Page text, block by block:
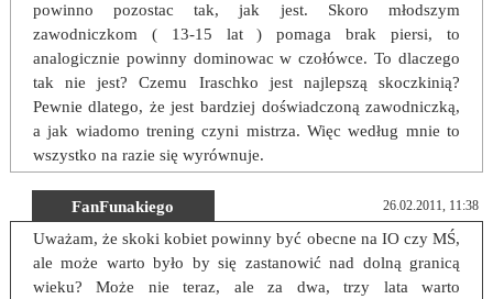
powinno pozostac tak, jak jest. Skoro młodszym
zawodniczkom ( 13-15 lat ) pomaga brak piersi, to
analogicznie powinny dominowac w czołówce. To dlaczego
tak nie jest? Czemu Iraschko jest najlepszą skoczkinią?
Pewnie dlatego, że jest bardziej doświadczoną zawodniczką,
a jak wiadomo trening czyni mistrza. Więc według mnie to
wszystko na razie się wyrównuje.
FanFunakiego 26.02.2011, 11:38
Uważam, że skoki kobiet powinny być obecne na IO czy MŚ,
ale może warto było by się zastanowić nad dolną granicą
wieku? Może nie teraz, ale za dwa, trzy lata warto